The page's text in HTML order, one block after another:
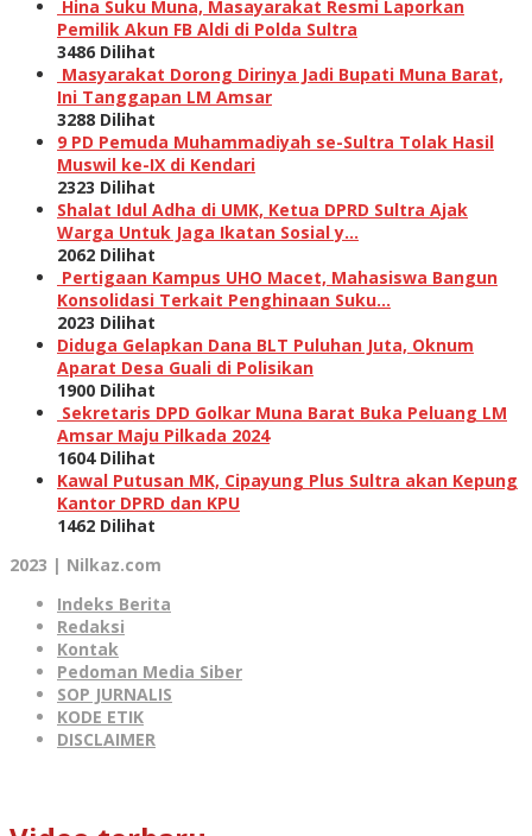
Hina Suku Muna, Masayarakat Resmi Laporkan
Pemilik Akun FB Aldi di Polda Sultra
3486 Dilihat
Masyarakat Dorong Dirinya Jadi Bupati Muna Barat,
Ini Tanggapan LM Amsar
3288 Dilihat
9 PD Pemuda Muhammadiyah se-Sultra Tolak Hasil
Muswil ke-IX di Kendari
2323 Dilihat
Shalat Idul Adha di UMK, Ketua DPRD Sultra Ajak
Warga Untuk Jaga Ikatan Sosial y…
2062 Dilihat
Pertigaan Kampus UHO Macet, Mahasiswa Bangun
Konsolidasi Terkait Penghinaan Suku…
2023 Dilihat
Diduga Gelapkan Dana BLT Puluhan Juta, Oknum
Aparat Desa Guali di Polisikan
1900 Dilihat
Sekretaris DPD Golkar Muna Barat Buka Peluang LM
Amsar Maju Pilkada 2024
1604 Dilihat
Kawal Putusan MK, Cipayung Plus Sultra akan Kepung
Kantor DPRD dan KPU
1462 Dilihat
2023 | Nilkaz.com
Indeks Berita
Redaksi
Kontak
Pedoman Media Siber
SOP JURNALIS
KODE ETIK
DISCLAIMER